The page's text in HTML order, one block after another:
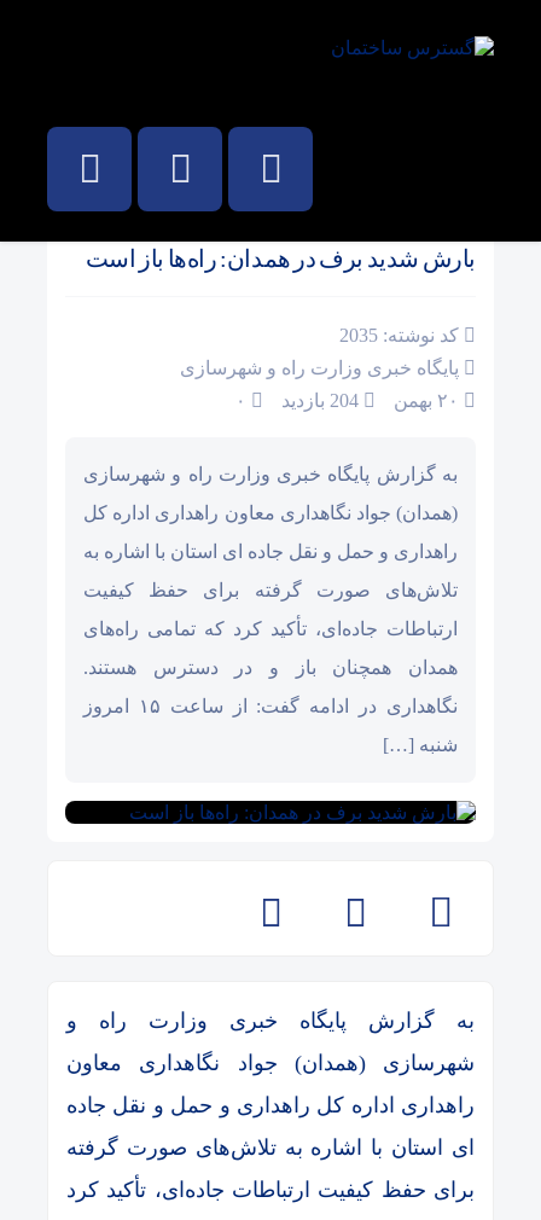
بارش شدید برف در همدان: راه‌ها باز است
کد نوشته: 2035
پایگاه خبری وزارت راه و شهرسازی
۰
به گزارش پایگاه خبری وزارت راه و شهرسازی
(همدان) جواد نگاهداری معاون راهداری اداره کل
راهداری و حمل و نقل جاده ای استان با اشاره به
تلاش‌های صورت گرفته برای حفظ کیفیت
ارتباطات جاده‌ای، تأکید کرد که تمامی راه‌های
همدان همچنان باز و در دسترس هستند.
نگاهداری در ادامه گفت: از ساعت ۱۵ امروز
شنبه […]
به گزارش پایگاه خبری وزارت راه و
شهرسازی (همدان) جواد نگاهداری معاون
راهداری اداره کل راهداری و حمل و نقل جاده
ای استان با اشاره به تلاش‌های صورت گرفته
برای حفظ کیفیت ارتباطات جاده‌ای، تأکید کرد